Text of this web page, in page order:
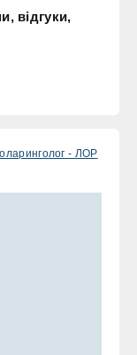
відгуки,
- ЛОР